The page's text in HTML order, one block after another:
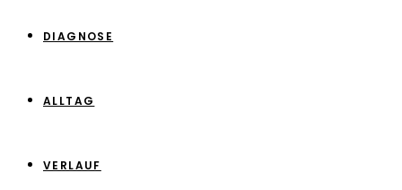
DIAGNOSE
ALLTAG
VERLAUF